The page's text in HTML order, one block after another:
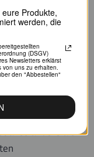
Philosophie,
Aldi Talk ist es
für
Tage mit
bist und
Ansonsten
Prepaid ohne
alles andere als
Produkte,
werden, die
(DSGV)
Newsletters erklärst
uns zu erhalten.
den "Abbestellen"